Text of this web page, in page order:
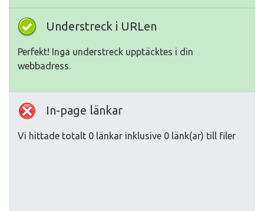
Understreck i URLen
Perfekt! Inga understreck upptäcktes i din
webbadress.
In-page länkar
Vi hittade totalt 0 länkar inklusive 0 länk(ar) till filer